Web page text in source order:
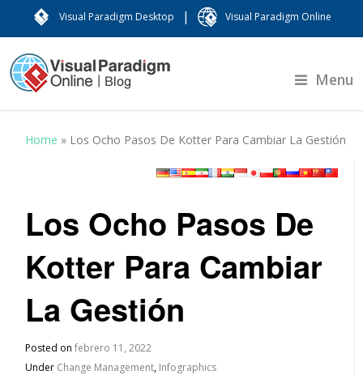
Visual Paradigm Desktop | Visual Paradigm Online
Menu
Home » Los Ocho Pasos De Kotter Para Cambiar La Gestión
Los Ocho Pasos De
Kotter Para Cambiar
La Gestión
Posted onfebrero 11, 2022
Under Change Management, Infographics